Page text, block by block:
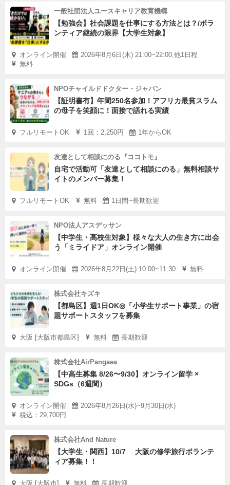
◎活動の事例（たくらみ低学年・中学年クラス：グループ
探究）
小学校低学年の子どもたちが取り組む『石ころ物語』は、
川の石の秘密に迫るテーマプロジェクトです。
身近にありながらも普段はあまり意識することのない「石
ころ」。
つくことを確認するところから活動がスタートします。
現地（桂川）でのフィールドワークはこのテーマプロジェ
クトの前半の山場かもしれません。
川の流れの様子を観察し、石の大きさ調査を実施するのが
我々のミッションです。
「なんで上流と中流で石の大きさや形が違うんだろう？」
の中に湧いてきた素朴な疑問。
彼らの「もっと知りたい」という気持ちに火がついた瞬間
です。
一般社団法人ユースキャリア教育機構
【勉強会】社会課題を仕事にする方法とは？/ボラ
ンティア継続の限界【大学生対象】
オンライン開催
2026年8月6日(木) 21:00~22:00,他1日程
無料
NPOチャイルドドクター・ジャパン
【証明書有】年間250名参加！アフリカ最貧スラム
の母子を笑顔に！面接で語れる実績
フルリモートOK 1回：2,250円 1年からOK
友達として相談にのる『ココトモ』
自宅で活動可「友達として相談にのる」無料相談サ
イトのメンバー募集！
フルリモートOK 無料 1日間~長期歓迎
NPO法人アスデッサン
【中学生・高校生対象】様々な大人の生き方に出会
う「ミライドア」オンライン開催
オンライン開催 2026年8月22日(土) 10:00~11:30 無料
株式会社キズキ
【都島区】週1日OK◎「小学生サポート事業」の宿
題サポートスタッフを募集
大阪 [大阪市都島区] 無料 長期歓迎
株式会社AirPangaea
【中高生募集 8/26〜9/30】オンライン留学 ×
SDGs（6週間）
オンライン開催
2026年8月26日(水)~9月30日(水)
税込：29,700円
株式会社And Nature
【大学生・関西】10/7 大阪の修学旅行ボランテ
ィア募集！！
大阪 [大阪市] 無料 長期歓迎